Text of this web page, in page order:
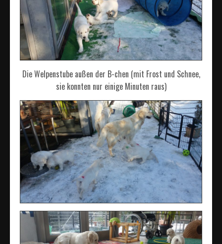
Die Welpenstube außen der B-chen (mit Frost und Schnee,
sie konnten nur einige Minuten raus)